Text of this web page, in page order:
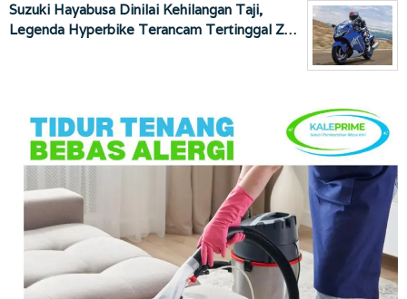
Suzuki Hayabusa Dinilai Kehilangan Taji,
Legenda Hyperbike Terancam Tertinggal Z…